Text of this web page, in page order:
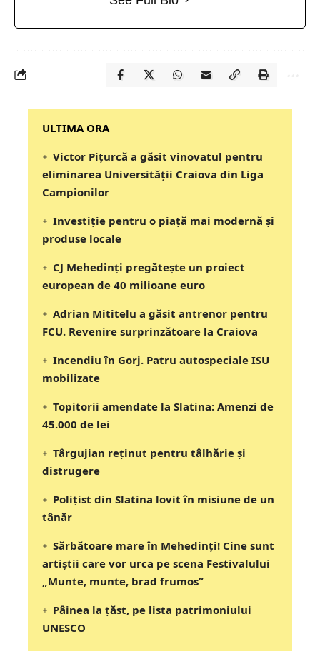
‎‎‎‎‎‎‎ULTIMA ORA
Victor Pițurcă a găsit vinovatul pentru
eliminarea Universității Craiova din Liga
Campionilor
Investiție pentru o piață mai modernă și
produse locale
CJ Mehedinți pregătește un proiect
european de 40 milioane euro
Adrian Mititelu a găsit antrenor pentru
FCU. Revenire surprinzătoare la Craiova
Incendiu în Gorj. Patru autospeciale ISU
mobilizate
Topitorii amendate la Slatina: Amenzi de
45.000 de lei
Târgujian reținut pentru tâlhărie și
distrugere
Polițist din Slatina lovit în misiune de un
tânăr
Sărbătoare mare în Mehedinți! Cine sunt
artiștii care vor urca pe scena Festivalului
„Munte, munte, brad frumos”
Pâinea la țăst, pe lista patrimoniului
UNESCO